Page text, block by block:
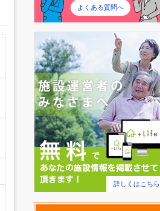
よくある質問へ
詳しくはこちら